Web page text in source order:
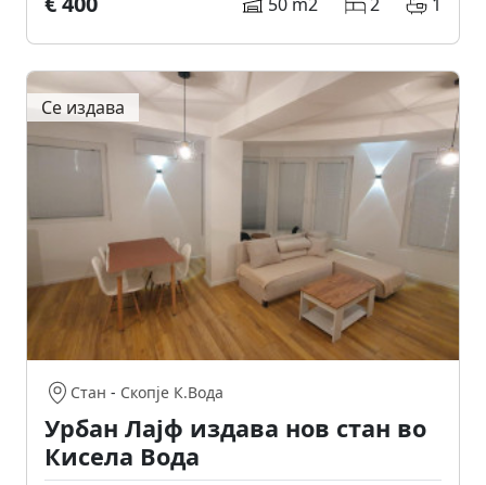
50 m2 2 1
Се издава
Стан - Скопје К.Вода
Урбан Лајф издава нов стан во
Кисела Вода